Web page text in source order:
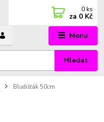
Menu
Hledat
0 ks
za 0 Kč
Bludišťák 50cm